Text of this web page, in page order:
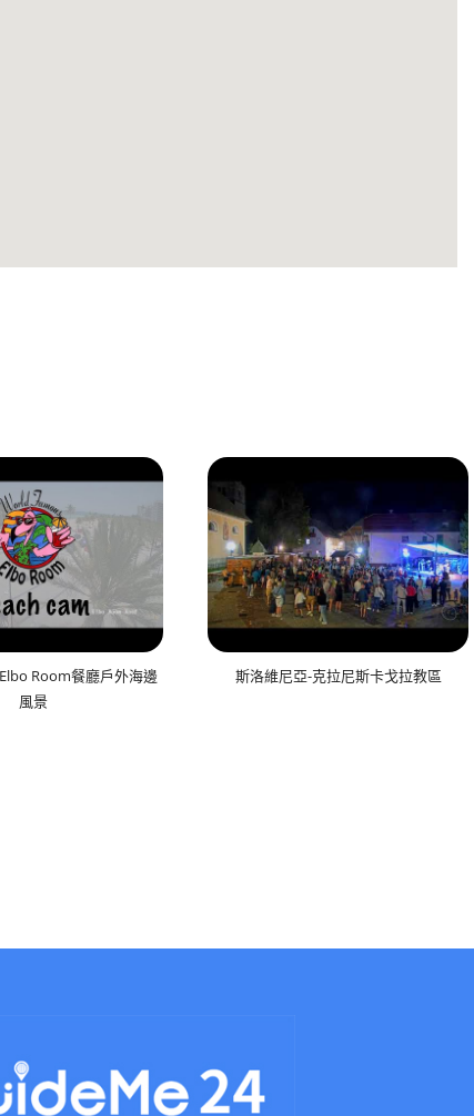
Room餐廳戶外海邊
風景
斯洛維尼亞-克拉尼斯卡戈拉教區